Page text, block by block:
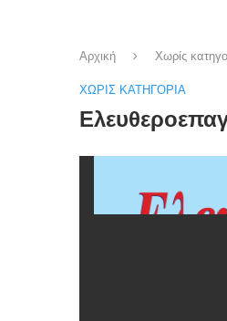
Αρχική Χωρίς
ΧΩΡΊΣ ΚΑΤΗΓΟΡΊΑ